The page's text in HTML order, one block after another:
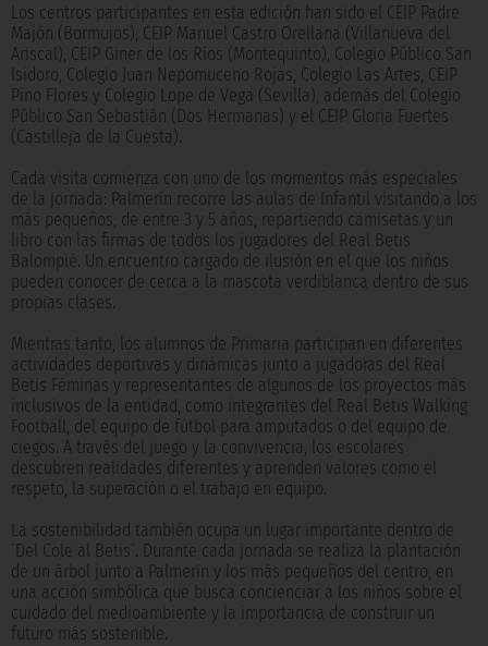
Los centros participantes en esta edición han sido el CEIP Padre
Majón (Bormujos), CEIP Manuel Castro Orellana (Villanueva del
Ariscal), CEIP Giner de los Ríos (Montequinto), Colegio Público San
Isidoro, Colegio Juan Nepomuceno Rojas, Colegio Las Artes, CEIP
Pino Flores y Colegio Lope de Vega (Sevilla), además del Colegio
Público San Sebastián (Dos Hermanas) y el CEIP Gloria Fuertes
(Castilleja de la Cuesta).
Cada visita comienza con uno de los momentos más especiales
de la jornada: Palmerín recorre las aulas de Infantil visitando a los
más pequeños, de entre 3 y 5 años, repartiendo camisetas y un
libro con las firmas de todos los jugadores del Real Betis
Balompié. Un encuentro cargado de ilusión en el que los niños
pueden conocer de cerca a la mascota verdiblanca dentro de sus
propias clases.
Mientras tanto, los alumnos de Primaria participan en diferentes
actividades deportivas y dinámicas junto a jugadoras del Real
Betis Féminas y representantes de algunos de los proyectos más
inclusivos de la entidad, como integrantes del Real Betis Walking
Football, del equipo de fútbol para amputados o del equipo de
ciegos. A través del juego y la convivencia, los escolares
descubren realidades diferentes y aprenden valores como el
respeto, la superación o el trabajo en equipo.
La sostenibilidad también ocupa un lugar importante dentro de
´Del Cole al Betis`. Durante cada jornada se realiza la plantación
de un árbol junto a Palmerín y los más pequeños del centro, en
una acción simbólica que busca concienciar a los niños sobre el
cuidado del medioambiente y la importancia de construir un
futuro más sostenible.